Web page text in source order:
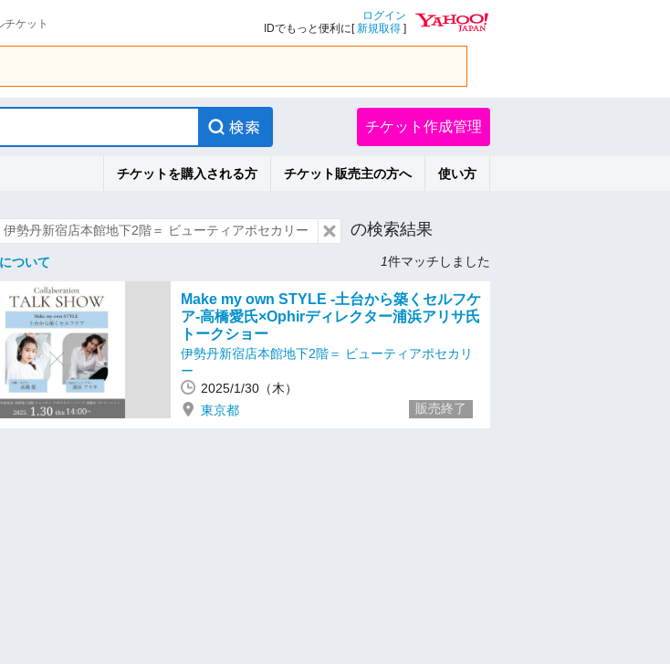
ケット
ログイン
IDでもっと便利に[新規取得 ]
チケット作成管理
チケットを購入される方 チケット販売主の方へ 使い方
伊勢丹新宿店本館地下2階＝ ビューティアポセカリー の検索結果
ついて 1件マッチしました
Make my own STYLE -土台から築くセルフケ
ア-高橋愛氏×Ophirディレクター浦浜アリサ氏
トークショー
伊勢丹新宿店本館地下2階＝ ビューティアポセカリ
ー
2025/1/30（木）
東京都
販売終了